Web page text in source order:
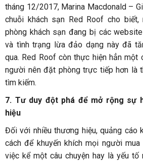
tháng 12/2017, Marina Macdonald –
chuỗi khách sạn Red Roof cho biết,
phòng khách sạn đang bị các
và tình trạng lừa đảo dạng này đã
qua. Red Roof còn thực hiện hẳn một
người nên đặt phòng trực tiếp hơn là
tìm kiếm.
7. Tư duy đột phá để mở rộng sự
hiệu
Đối với nhiều thương hiệu, quảng cáo
cách để khuyến khích mọi người
việc kể một câu chuyện hay là yếu tố